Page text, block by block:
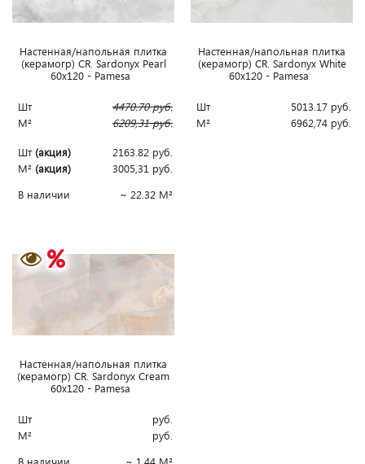
Наcтенная/напольная плитка
(керамогр) CR. Sardonyx Pearl
60x120 - Pamesa
Шт 4470.70руб.
М²
6209,31руб.
Шт(акция) 2163.82 руб.
М² (акция) 3005,31 руб.
В наличии
~ 22.32 М²
Наcтенная/напольная плитка
(керамогр) CR. Sardonyx White
60x120 - Pamesa
Шт 5013.17 руб.
М²
6962,74 руб.
Наcтенная/напольная плитка
(керамогр) CR. Sardonyx Cream
60x120 - Pamesa
Шт
руб.
М²
руб.